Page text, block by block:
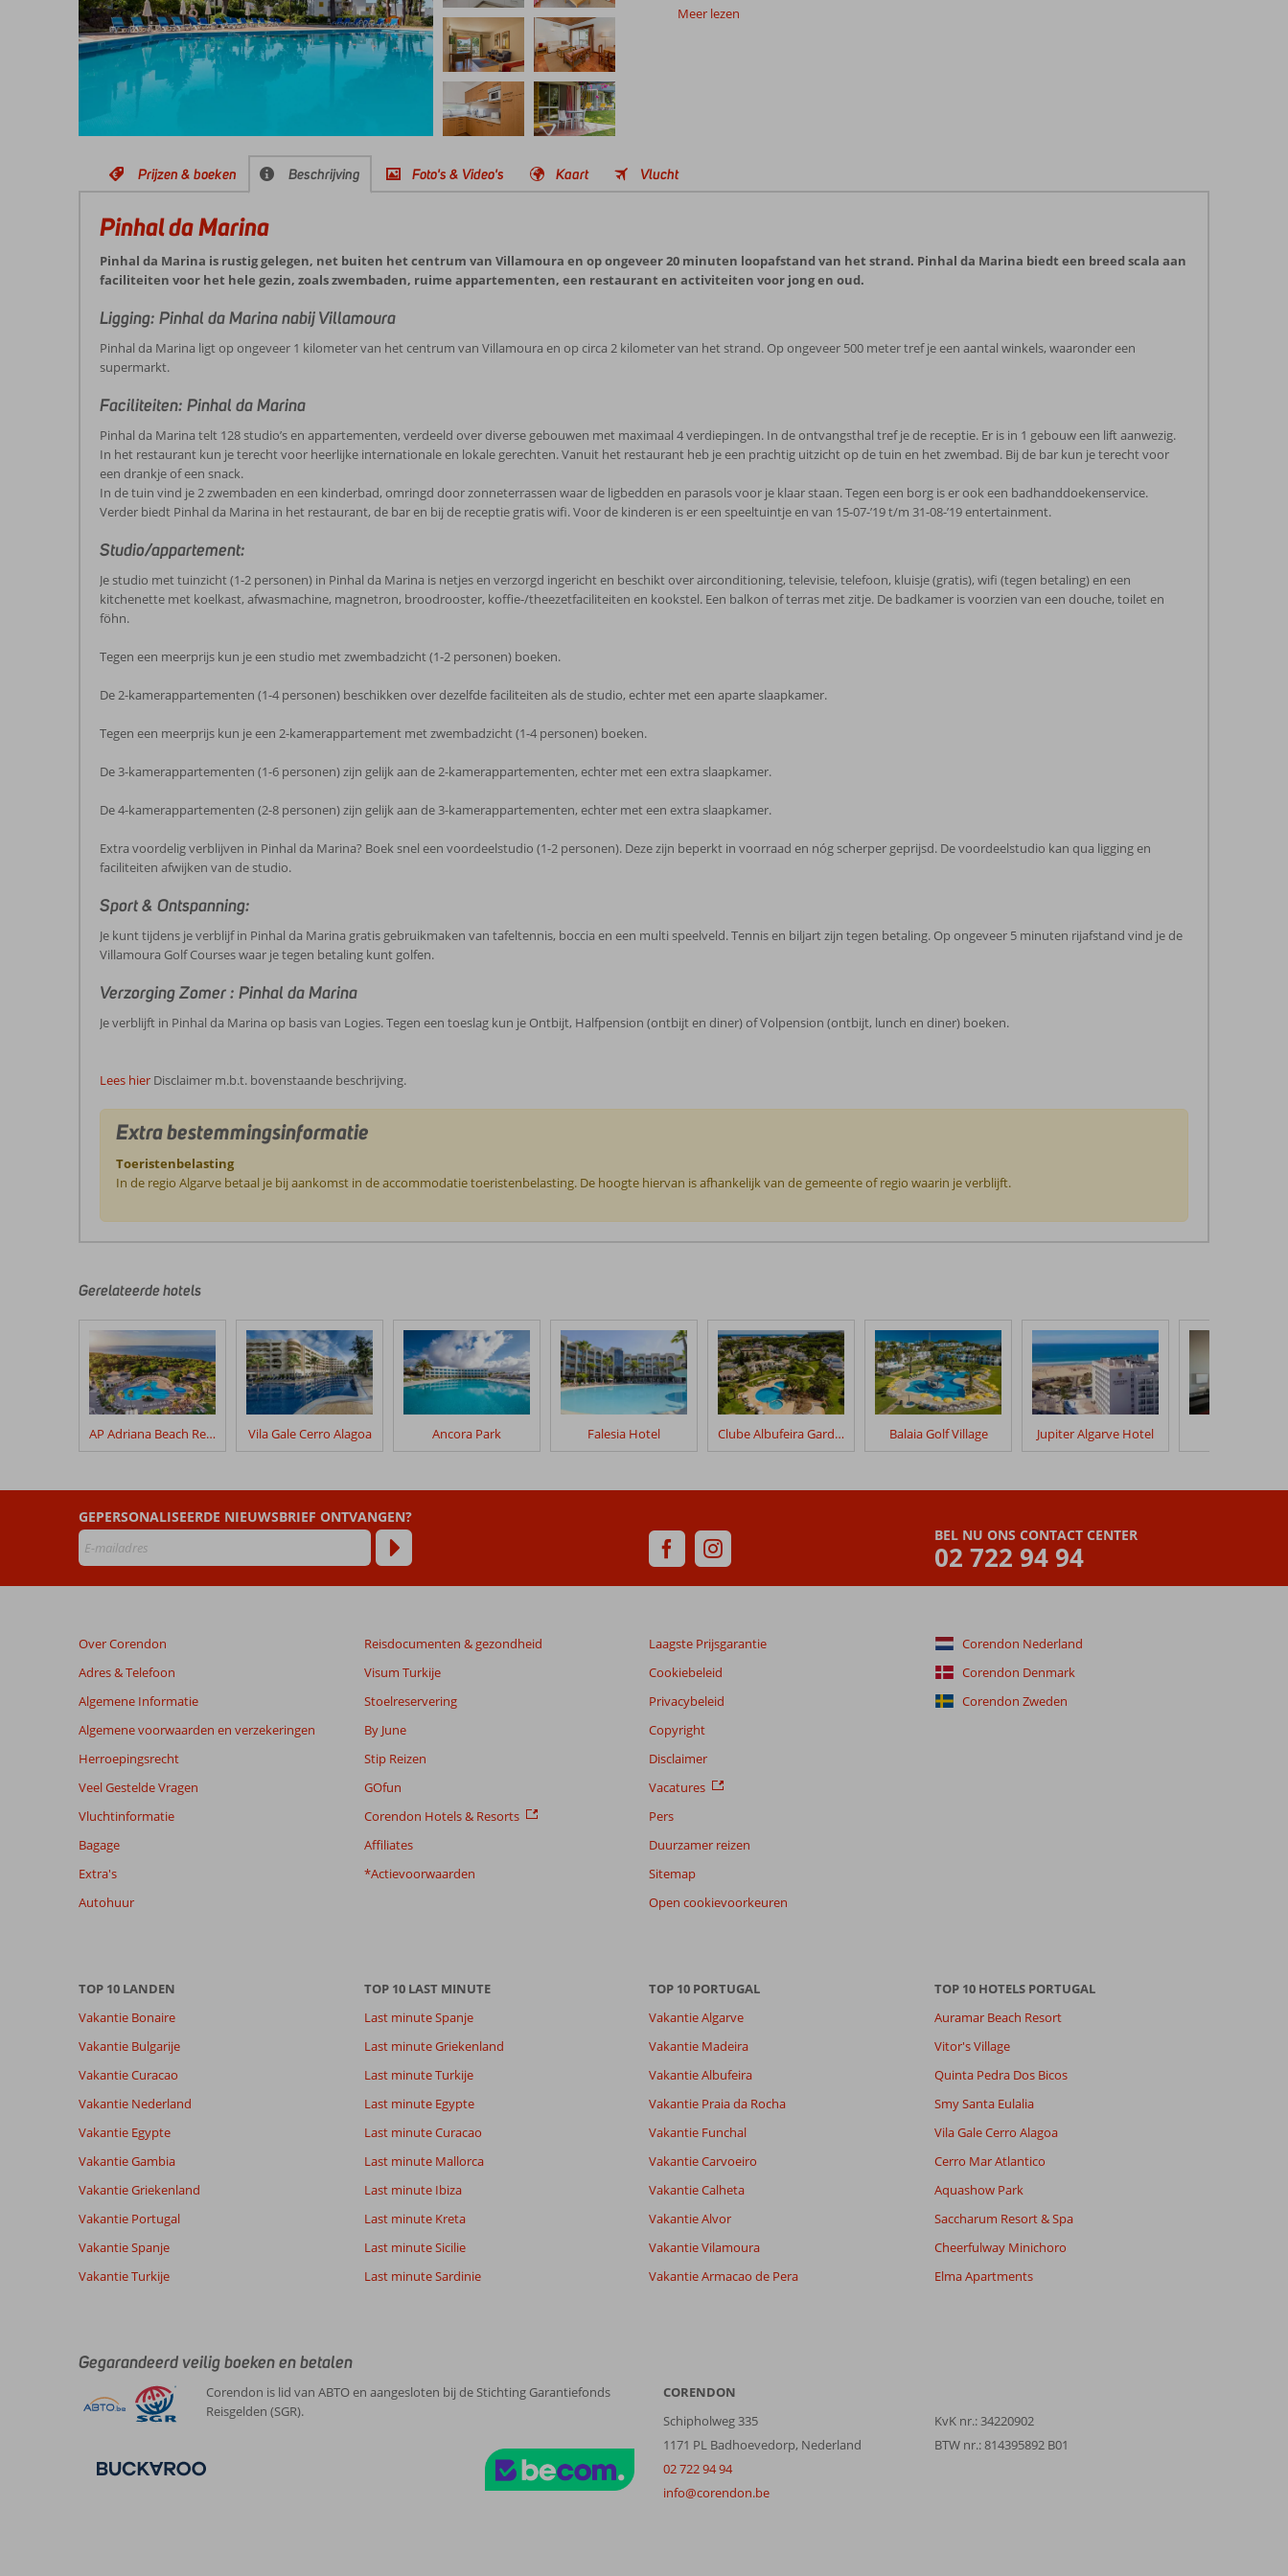
Meer lezen
Prijzen & boeken Beschrijving Foto's & Video's Kaart Vlucht
Pinhal da Marina
Pinhal da Marina is rustig gelegen, net buiten het centrum van Villamoura en op ongeveer 20 minuten loopafstand van het strand. Pinhal da Marina biedt een breed scala aan
faciliteiten voor het hele gezin, zoals zwembaden, ruime appartementen, een restaurant en activiteiten voor jong en oud.
Ligging: Pinhal da Marina nabij Villamoura
Pinhal da Marina ligt op ongeveer 1 kilometer van het centrum van Villamoura en op circa 2 kilometer van het strand. Op ongeveer 500 meter tref je een aantal winkels, waaronder een
supermarkt.
Faciliteiten: Pinhal da Marina
Pinhal da Marina telt 128 studio’s en appartementen, verdeeld over diverse gebouwen met maximaal 4 verdiepingen. In de ontvangsthal tref je de receptie. Er is in 1 gebouw een lift aanwezig.
In het restaurant kun je terecht voor heerlijke internationale en lokale gerechten. Vanuit het restaurant heb je een prachtig uitzicht op de tuin en het zwembad. Bij de bar kun je terecht voor
een drankje of een snack.
In de tuin vind je 2 zwembaden en een kinderbad, omringd door zonneterrassen waar de ligbedden en parasols voor je klaar staan. Tegen een borg is er ook een badhanddoekenservice.
Verder biedt Pinhal da Marina in het restaurant, de bar en bij de receptie gratis wifi. Voor de kinderen is er een speeltuintje en van 15-07-’19 t/m 31-08-’19 entertainment.
Studio/appartement:
Je studio met tuinzicht (1-2 personen) in Pinhal da Marina is netjes en verzorgd ingericht en beschikt over airconditioning, televisie, telefoon, kluisje (gratis), wifi (tegen betaling) en een
kitchenette met koelkast, afwasmachine, magnetron, broodrooster, koffie-/theezetfaciliteiten en kookstel. Een balkon of terras met zitje. De badkamer is voorzien van een douche, toilet en
föhn.
Tegen een meerprijs kun je een studio met zwembadzicht (1-2 personen) boeken.
De 2-kamerappartementen (1-4 personen) beschikken over dezelfde faciliteiten als de studio, echter met een aparte slaapkamer.
Tegen een meerprijs kun je een 2-kamerappartement met zwembadzicht (1-4 personen) boeken.
De 3-kamerappartementen (1-6 personen) zijn gelijk aan de 2-kamerappartementen, echter met een extra slaapkamer.
De 4-kamerappartementen (2-8 personen) zijn gelijk aan de 3-kamerappartementen, echter met een extra slaapkamer.
Extra voordelig verblijven in Pinhal da Marina? Boek snel een voordeelstudio (1-2 personen). Deze zijn beperkt in voorraad en nóg scherper geprijsd. De voordeelstudio kan qua ligging en
faciliteiten afwijken van de studio.
Sport & Ontspanning:
Je kunt tijdens je verblijf in Pinhal da Marina gratis gebruikmaken van tafeltennis, boccia en een multi speelveld. Tennis en biljart zijn tegen betaling. Op ongeveer 5 minuten rijafstand vind je de
Villamoura Golf Courses waar je tegen betaling kunt golfen.
Verzorging Zomer : Pinhal da Marina
Je verblijft in Pinhal da Marina op basis van Logies. Tegen een toeslag kun je Ontbijt, Halfpension (ontbijt en diner) of Volpension (ontbijt, lunch en diner) boeken.
Lees hier Disclaimer m.b.t. bovenstaande beschrijving.
Extra bestemmingsinformatie
Toeristenbelasting
In de regio Algarve betaal je bij aankomst in de accommodatie toeristenbelasting. De hoogte hiervan is afhankelijk van de gemeente of regio waarin je verblijft.
door
klanten
geschreven
na
hun
verblijf
Pinhal
Beoordelingen
die
ouder
zijn
maanden
niet
meer
om
de
van
de
beoordelingen.
Gerelateerde hotels
AP Adriana Beach Resort Vila Gale Cerro Alagoa Ancora Park Falesia Hotel Clube Albufeira Garden Village Balaia Golf Village Jupiter Algarve Hotel
BEL NU ONS CONTACT CENTER
02 722 94 94
GEPERSONALISEERDE NIEUWSBRIEF ONTVANGEN?
Over Corendon
Adres & Telefoon
Algemene Informatie
Algemene voorwaarden en verzekeringen
Herroepingsrecht
Veel Gestelde Vragen
Vluchtinformatie
Bagage
Extra's
Autohuur
Reisdocumenten & gezondheid
Visum Turkije
Stoelreservering
By June
Stip Reizen
GOfun
Corendon Hotels & Resorts
Affiliates
*Actievoorwaarden
Laagste Prijsgarantie
Cookiebeleid
Privacybeleid
Copyright
Disclaimer
Vacatures
Pers
Duurzamer reizen
Sitemap
Open cookievoorkeuren
Corendon Nederland
Corendon Denmark
Corendon Zweden
TOP 10 LANDEN
Vakantie Bonaire
Vakantie Bulgarije
Vakantie Curacao
Vakantie Nederland
Vakantie Egypte
Vakantie Gambia
Vakantie Griekenland
Vakantie Portugal
Vakantie Spanje
Vakantie Turkije
TOP 10 LAST MINUTE
Last minute Spanje
Last minute Griekenland
Last minute Turkije
Last minute Egypte
Last minute Curacao
Last minute Mallorca
Last minute Ibiza
Last minute Kreta
Last minute Sicilie
Last minute Sardinie
TOP 10 PORTUGAL
Vakantie Algarve
Vakantie Madeira
Vakantie Albufeira
Vakantie Praia da Rocha
Vakantie Funchal
Vakantie Carvoeiro
Vakantie Calheta
Vakantie Alvor
Vakantie Vilamoura
Vakantie Armacao de Pera
TOP 10 HOTELS PORTUGAL
Auramar Beach Resort
Vitor's Village
Quinta Pedra Dos Bicos
Smy Santa Eulalia
Vila Gale Cerro Alagoa
Cerro Mar Atlantico
Aquashow Park
Saccharum Resort & Spa
Cheerfulway Minichoro
Elma Apartments
Gegarandeerd veilig boeken en betalen
Corendon is lid van ABTO en aangesloten bij de Stichting Garantiefonds
Reisgelden (SGR).
CORENDON
Schipholweg 335
1171 PL Badhoevedorp, Nederland
02 722 94 94
info@corendon.be
KvK nr.: 34220902
BTW nr.: 814395892 B01